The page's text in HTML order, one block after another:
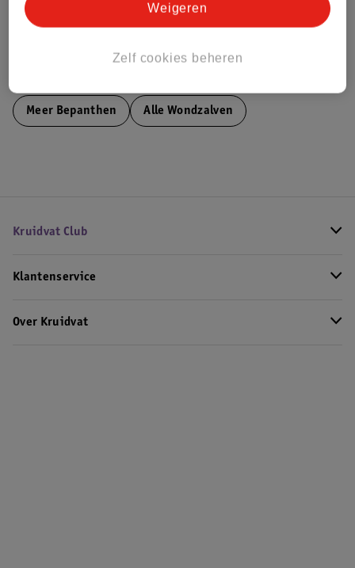
Bestel & Bezorginformatie
Meer Bepanthen Alle Wondzalven
Kruidvat Club
Klantenservice
Over Kruidvat
Zelf cookies beheren
Weigeren